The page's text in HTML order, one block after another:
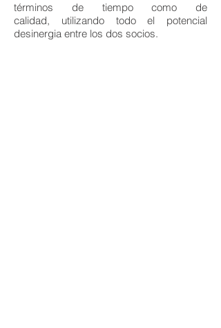
términos de tiempo como de
calidad, utilizando todo el potencial
desinergia entre los dos socios.